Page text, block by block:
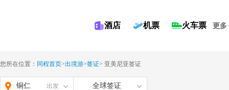
酒店 机票 火车票 更多
您所在位置： 同程首页>出境游>签证> 亚美尼亚签证
铜仁 出发 全球签证